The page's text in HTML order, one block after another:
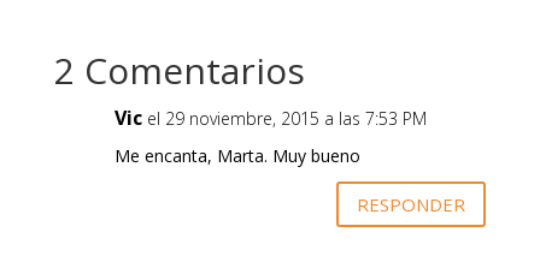
2 Comentarios
Vic el 29 noviembre, 2015 a las 7:53 PM
Me encanta, Marta. Muy bueno
RESPONDER